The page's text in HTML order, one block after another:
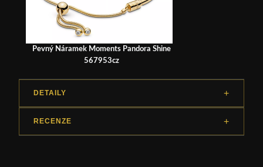
Pevný Náramek Moments Pandora Shine
567953cz
DETAILY
RECENZE